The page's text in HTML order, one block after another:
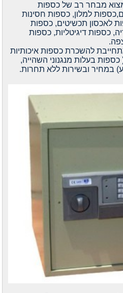
מבחר רב של כספות
למלון, כספות חסינות
לאכסון תכשיטים, כספות
כספות דיגיטליות, כספות
להשכרת כספות איכותיות
בעלות מנגנוני השהייה,
במחיר ובשירות ללא תחרות.